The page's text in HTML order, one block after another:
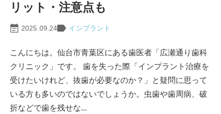
リット・注意点も
2025.09.24 インプラント
こんにちは。仙台市青葉区にある歯医者「広瀬通り歯科
クリニック」です。 歯を失った際「インプラント治療を
受けたいけれど、抜歯が必要なのか？」と疑問に思って
いる方も多いのではないでしょうか。虫歯や歯周病、破
折などで歯を残せな...